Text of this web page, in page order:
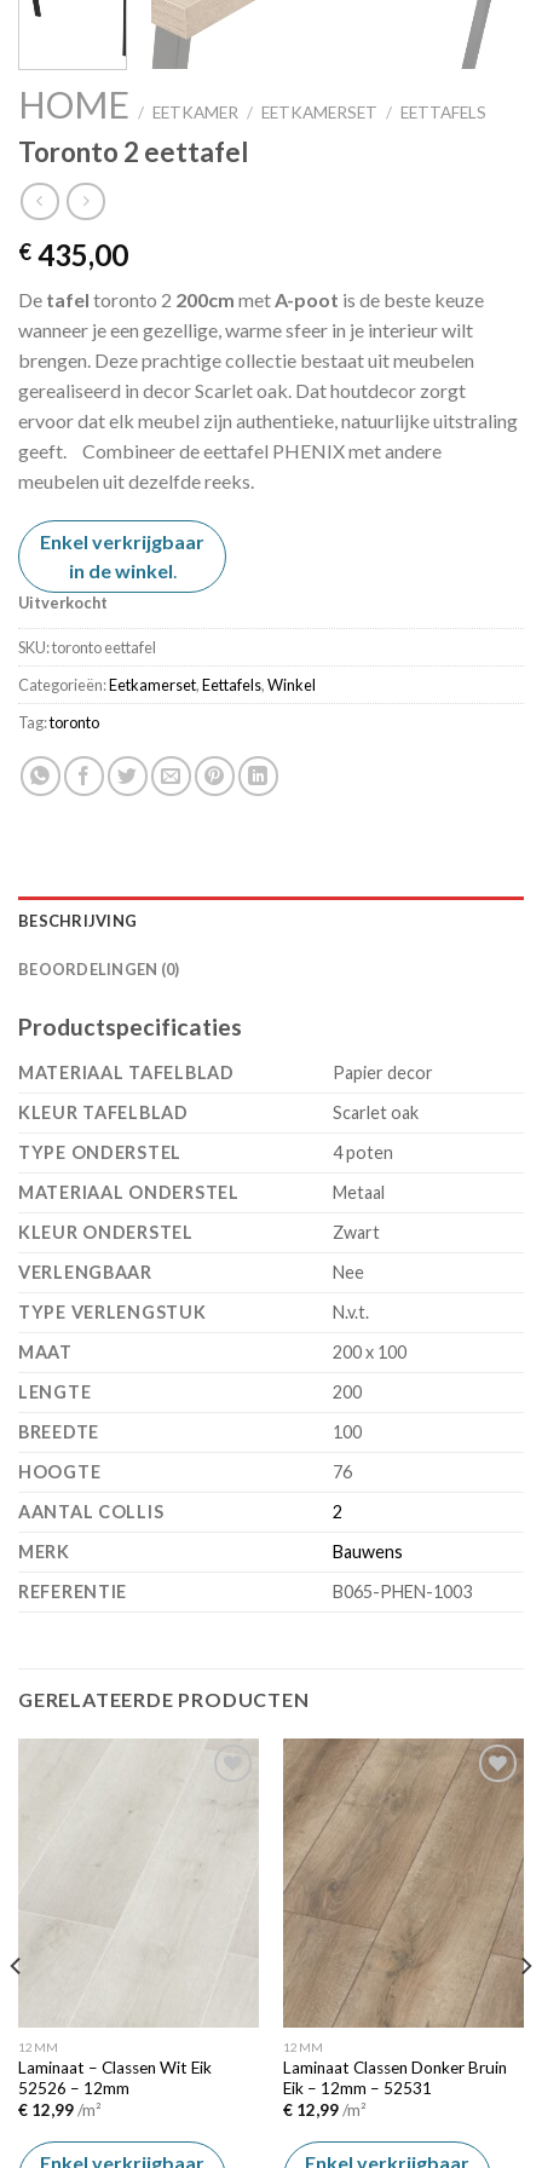
HOME / EETKAMER / EETKAMERSET / EETTAFELS
Toronto 2 eettafel
€ 435,00
De tafel toronto 2 200cm met A-poot is de beste keuze
wanneer je een gezellige, warme sfeer in je interieur wilt
brengen. Deze prachtige collectie bestaat uit meubelen
gerealiseerd in decor Scarlet oak. Dat houtdecor zorgt
ervoor dat elk meubel zijn authentieke, natuurlijke uitstraling
geeft. Combineer de eettafel PHENIX met andere
meubelen uit dezelfde reeks.
Enkel verkrijgbaar
in de winkel.
Uitverkocht
SKU:toronto eettafel
Categorieën:Eetkamerset,Eettafels,Winkel
Tag:toronto
BESCHRIJVING
BEOORDELINGEN (0)
Productspecificaties
MATERIAAL TAFELBLAD
Papier decor
KLEUR TAFELBLAD
Scarlet oak
TYPE ONDERSTEL
4 poten
MATERIAAL ONDERSTEL
Metaal
KLEUR ONDERSTEL
Zwart
VERLENGBAAR
Nee
TYPE VERLENGSTUK
N.v.t.
MAAT
200 x 100
LENGTE
200
BREEDTE
100
HOOGTE
76
AANTAL COLLIS
2
MERK
Bauwens
REFERENTIE
B065-PHEN-1003
GERELATEERDE PRODUCTEN
12MM
Laminaat – Classen Wit Eik
52526 – 12mm
€12,99/m²
Enkel verkrijgbaar
12MM
Laminaat Classen Donker Bruin
Eik – 12mm – 52531
€12,99/m²
Enkel verkrijgbaar